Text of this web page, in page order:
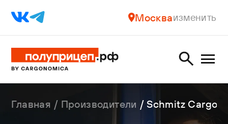
Москваизменить
Главная Производители Schmitz